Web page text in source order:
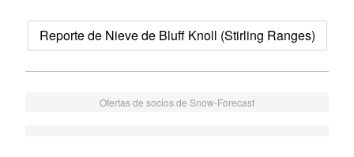
Reporte de Nieve de Bluff Knoll (Stirling Ranges)
Ofertas de socios de Snow-Forecast